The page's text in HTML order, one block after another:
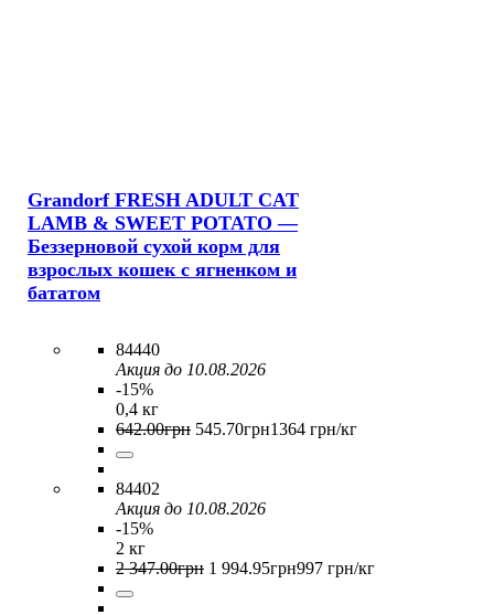
Grandorf FRESH ADULT CAT
LAMB & SWEET POTATO —
Беззерновой сухой корм для
взрослых кошек с ягненком и
бататом
84440
Акция до 10.08.2026
-15%
0,4 кг
642.00грн 545.70грн1364 грн/кг
84402
Акция до 10.08.2026
-15%
2 кг
2 347.00грн 1 994.95грн997 грн/кг